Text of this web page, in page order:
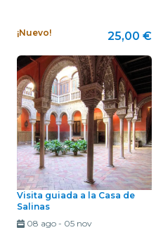
¡Nuevo! 25,00 €
Visita guiada a la Casa de
Salinas
08 ago- 05 nov